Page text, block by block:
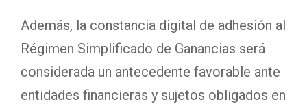
Además, la constancia digital de adhesión al
Régimen Simplificado de Ganancias será
considerada un antecedente favorable ante
entidades financieras y sujetos obligados en